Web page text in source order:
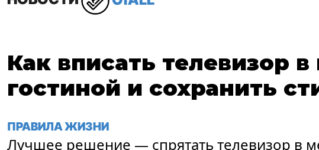
Как вписать телевизор
гостиной и сохранить
ПРАВИЛА ЖИЗНИ
Лучшее решение — спрятать телевизор в